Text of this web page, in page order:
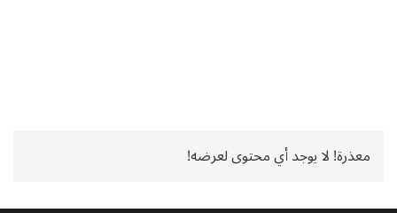
معذرة! لا يوجد أي محتوى لعرضه!